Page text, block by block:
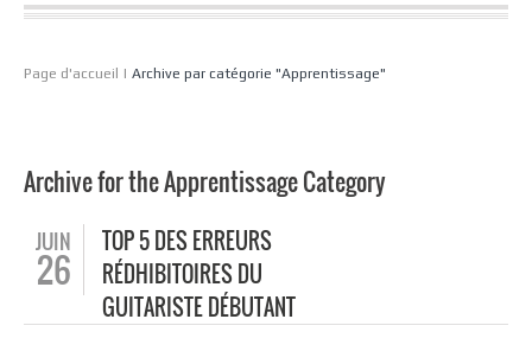
Page d'accueil | Archive par catégorie "Apprentissage"
Archive for the Apprentissage Category
JUIN
26
TOP 5 DES ERREURS
RÉDHIBITOIRES DU
GUITARISTE DÉBUTANT